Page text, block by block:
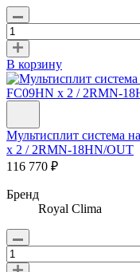
В корзину
Мультисплит система
x 2 / 2RMN-18HN/OUT
116 770 ₽
Бренд
Royal Clima